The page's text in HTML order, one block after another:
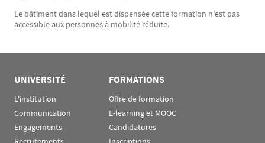
Le bâtiment dans lequel est dispensée cette formation n'est pas
accessible aux personnes à mobilité réduite.
UNIVERSITÉ
L'institution
Communication
Engagements
FORMATIONS
Offre de formation
E-learning et MOOC
Candidatures